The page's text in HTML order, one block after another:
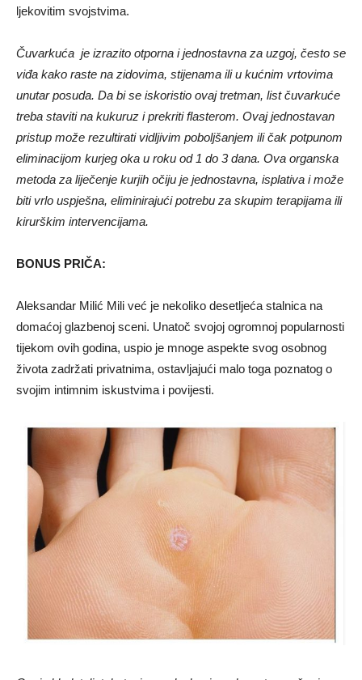
ljekovitim svojstvima.
Čuvarkuća je izrazito otporna i jednostavna za uzgoj, često se
viđa kako raste na zidovima, stijenama ili u kućnim vrtovima
unutar posuda. Da bi se iskoristio ovaj tretman, list čuvarkuće
treba staviti na kukuruz i prekriti flasterom. Ovaj jednostavan
pristup može rezultirati vidljivim poboljšanjem ili čak potpunom
eliminacijom kurjeg oka u roku od 1 do 3 dana. Ova organska
metoda za liječenje kurjih očiju je jednostavna, isplativa i može
biti vrlo uspješna, eliminirajući potrebu za skupim terapijama ili
kirurškim intervencijama.
BONUS PRIČA:
Aleksandar Milić Mili već je nekoliko desetljeća stalnica na
domaćoj glazbenoj sceni. Unatoč svojoj ogromnoj popularnosti
tijekom ovih godina, uspio je mnoge aspekte svog osobnog
života zadržati privatnima, ostavljajući malo toga poznatog o
svojim intimnim iskustvima i povijesti.